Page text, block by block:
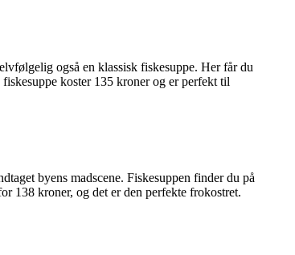
også en klassisk fiskesuppe. Her får du
koster 135 kroner og er perfekt til
byens madscene. Fiskesuppen finder du på
138 kroner, og det er den perfekte frokostret.